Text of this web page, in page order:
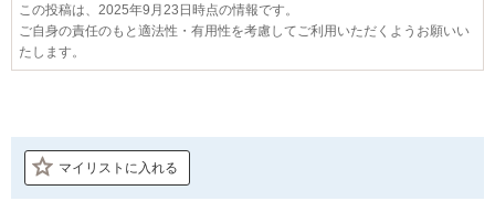
この投稿は、2025年9月23日時点の情報です。
ご自身の責任のもと適法性・有用性を考慮してご利用いただくようお願いい
たします。
マイリストに入れる